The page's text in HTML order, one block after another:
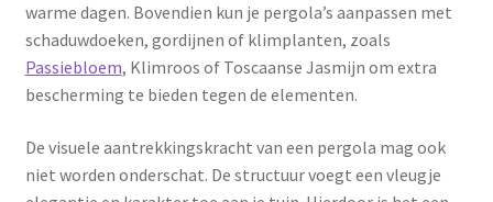
warme dagen. Bovendien kun je pergola’s aanpassen met
schaduwdoeken, gordijnen of klimplanten, zoals
Passiebloem, Klimroos of Toscaanse Jasmijn om extra
bescherming te bieden tegen de elementen.
De visuele aantrekkingskracht van een pergola mag ook
niet worden onderschat. De structuur voegt een vleugje